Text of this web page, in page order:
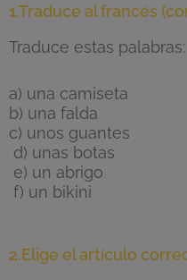
1.Traduce al francés
Traduce estas palabras:
a) una camiseta
b) una falda
c) unos guantes
d) unas botas
e) un abrigo
f) un bikini
2.Elige el artículo